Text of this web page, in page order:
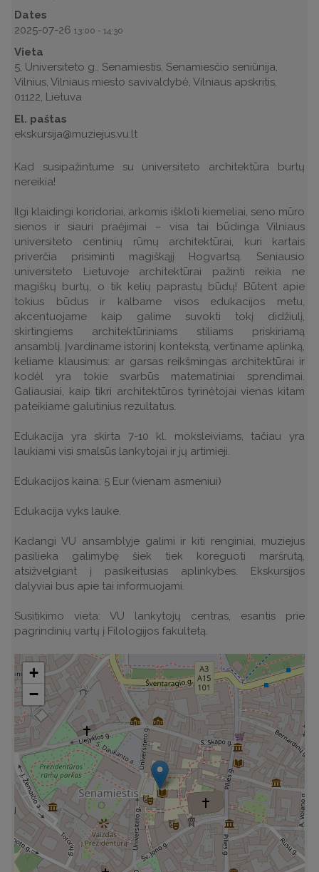
Dates
2025-07-26 13:00 -14:30
Vieta
5, Universiteto g., Senamiestis, Senamiesčio seniūnija,
Vilnius, Vilniaus miesto savivaldybė, Vilniaus apskritis,
01122, Lietuva
El. paštas
ekskursija@muziejus.vu.lt
Kad susipažintume su universiteto architektūra burtų
nereikia!
Ilgi klaidingi koridoriai, arkomis iškloti kiemeliai, seno mūro
sienos ir siauri praėjimai – visa tai būdinga Vilniaus
universiteto centinių rūmų architektūrai, kuri kartais
priverčia prisiminti magiškąjį Hogvartsą. Seniausio
universiteto Lietuvoje architektūrai pažinti reikia ne
magiškų burtų, o tik kelių paprastų būdų! Būtent apie
tokius būdus ir kalbame visos edukacijos metu,
akcentuojame kaip galime suvokti tokį didžiulį,
skirtingiems architektūriniams stiliams priskiriamą
ansamblį. Įvardiname istorinį kontekstą, vertiname aplinką,
keliame klausimus: ar garsas reikšmingas architektūrai ir
kodėl yra tokie svarbūs matematiniai sprendimai.
Galiausiai, kaip tikri architektūros tyrinėtojai vienas kitam
pateikiame galutinius rezultatus.
Edukacija yra skirta 7-10 kl. moksleiviams, tačiau yra
laukiami visi smalsūs lankytojai ir jų artimieji.
Edukacijos kaina: 5 Eur (vienam asmeniui)
Edukacija vyks lauke.
Kadangi VU ansamblyje galimi ir kiti renginiai, muziejus
pasilieka galimybę šiek tiek koreguoti maršrutą,
atsižvelgiant į pasikeitusias aplinkybes. Ekskursijos
dalyviai bus apie tai informuojami.
Susitikimo vieta: VU lankytojų centras, esantis prie
pagrindinių vartų į Filologijos fakultetą.
+
−